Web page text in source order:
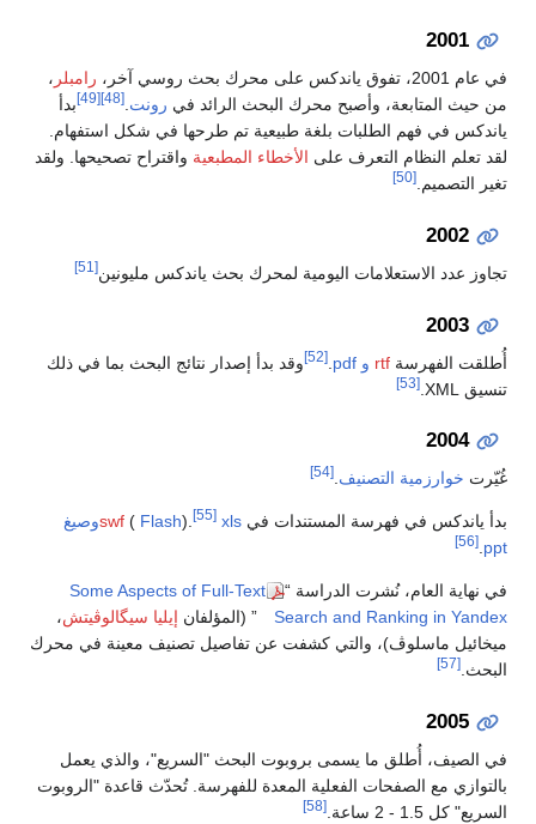
2001
في عام 2001، تفوق ياندكس على محرك بحث روسي آخر، رامبلر ،
من حيث المتابعة، وأصبح محرك البحث الرائد في رونت.
[48]
[49]
بدأ
ياندكس في فهم الطلبات بلغة طبيعية تم طرحها في شكل استفهام.
لقد تعلم النظام التعرف على الأخطاء المطبعية واقتراح تصحيحها. ولقد
تغير التصميم.[50]
2002
تجاوز عدد الاستعلامات اليومية لمحرك بحث ياندكس مليونين[51]
2003
أُطلقت الفهرسة rtf و pdf [52]
وقد بدأ إصدار نتائج البحث بما في ذلك
تنسيق XML.
[53]
2004
غُيّرت خوارزمية التصنيف.
[54]
بدأ ياندكس في فهرسة المستندات في swf ( Flash). [55] xlsوصيغ
ppt
.
[56]
في نهاية العام، نُشرت الدراسة “
Some Aspects of Full-Text
Search and Ranking in Yandex
” (المؤلفان إيليا سيگالوڤيتش،
ميخائيل ماسلوڤ)، والتي كشفت عن تفاصيل تصنيف معينة في محرك
البحث.[57]
2005
في الصيف، أُطلق ما يسمى بروبوت البحث "السريع"، والذي يعمل
بالتوازي مع الصفحات الفعلية المعدة للفهرسة. تُحدّث قاعدة "الروبوت
السريع" كل 1.5 - 2 ساعة.
[58]